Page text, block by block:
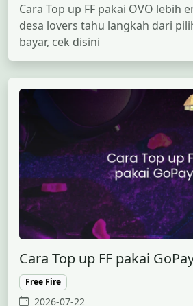
Cara Top up FF pakai OVO lebih
desa lovers tahu langkah dari
bayar, cek disini
Cara Top up FF pakai
Free Fire
2026-07-22